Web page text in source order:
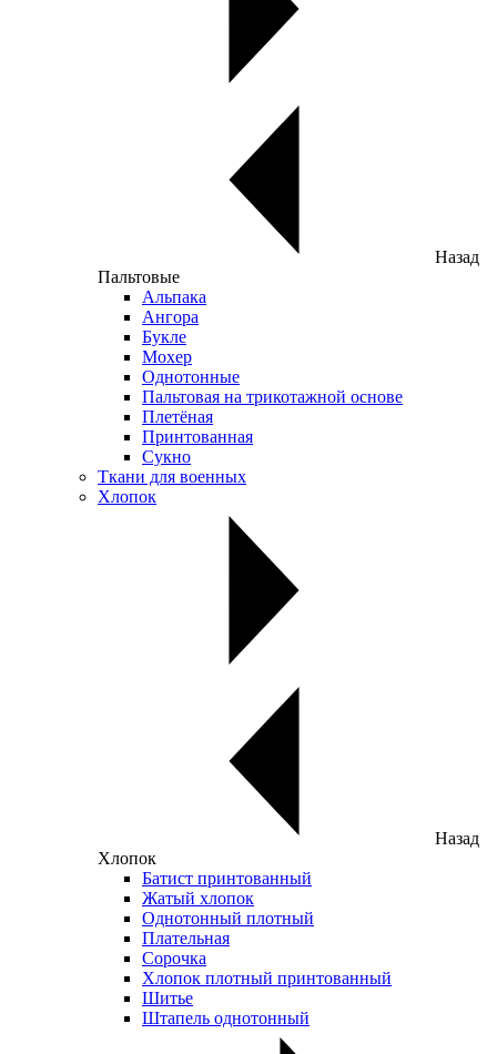
Назад
Пальтовые
Альпака
Ангора
Букле
Мохер
Однотонные
Пальтовая на трикотажной основе
Плетёная
Принтованная
Сукно
Ткани для военных
Хлопок
Назад
Хлопок
Батист принтованный
Жатый хлопок
Однотонный плотный
Плательная
Сорочка
Хлопок плотный принтованный
Шитье
Штапель однотонный